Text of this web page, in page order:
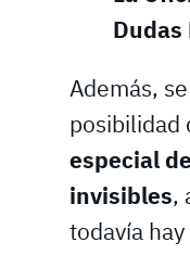
Además,
posibilidad
especial
invisibles,
todavía